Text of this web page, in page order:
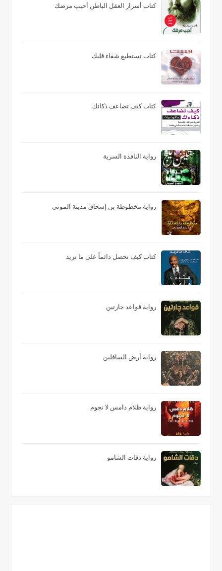
كتاب أسرار العقل الباطن أحبب مرضك
كتاب تستطيع شفاء قلبك
كتاب كيف تضاعف ذكائك
رواية النافذة السرية
رواية مخطوطة بن إسحاق مدينة الموتى
كتاب كيف نحصل دائماً على ما نريد
رواية قواعد جارتين
رواية أرض السافلين
رواية ظلام دامس لا نجوم
رواية دقات الشامو